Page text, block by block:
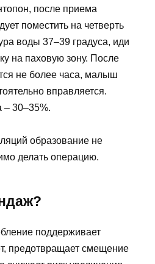
после приема
поместить на четверть
воды 37–39 градуса, иди
на паховую зону. После
не более часа, малыш
вправляется.
– 30–35%.
образование не
делать операцию.
поддерживает
предотвращает смещение